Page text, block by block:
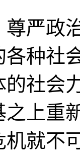
尊严政
各种社
的社会
之上重
机就不